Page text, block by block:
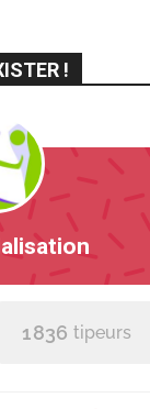
!
1 836 tipeurs